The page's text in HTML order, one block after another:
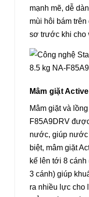
mạnh mẽ, dễ
mùi hôi bám
sơ trước khi cho
Mâm giặt
Mâm giặt và
F85A9DRV
nước, giúp
biệt, mâm giặt
kế lên tới 8
3 cánh) giúp
ra nhiều lực cho